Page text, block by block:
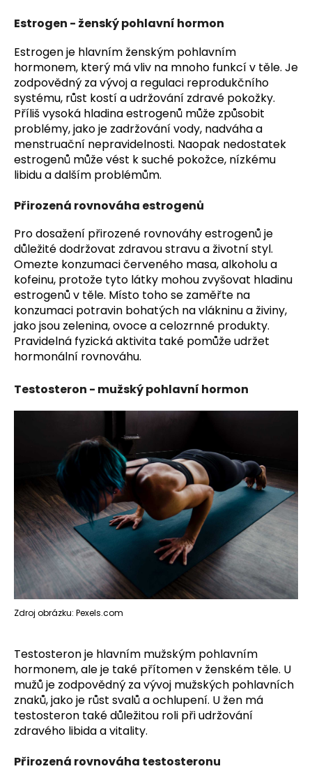
Estrogen - ženský pohlavní hormon
Estrogen je hlavním ženským pohlavním
hormonem, který má vliv na mnoho funkcí v těle. Je
zodpovědný za vývoj a regulaci reprodukčního
systému, růst kostí a udržování zdravé pokožky.
Příliš vysoká hladina estrogenů může způsobit
problémy, jako je zadržování vody, nadváha a
menstruační nepravidelnosti. Naopak nedostatek
estrogenů může vést k suché pokožce, nízkému
libidu a dalším problémům.
Přirozená rovnováha estrogenů
Pro dosažení přirozené rovnováhy estrogenů je
důležité dodržovat zdravou stravu a životní styl.
Omezte konzumaci červeného masa, alkoholu a
kofeinu, protože tyto látky mohou zvyšovat hladinu
estrogenů v těle. Místo toho se zaměřte na
konzumaci potravin bohatých na vlákninu a živiny,
jako jsou zelenina, ovoce a celozrnné produkty.
Pravidelná fyzická aktivita také pomůže udržet
hormonální rovnováhu.
Testosteron - mužský pohlavní hormon
Zdroj obrázku: Pexels.com
Testosteron je hlavním mužským pohlavním
hormonem, ale je také přítomen v ženském těle. U
mužů je zodpovědný za vývoj mužských pohlavních
znaků, jako je růst svalů a ochlupení. U žen má
testosteron také důležitou roli při udržování
zdravého libida a vitality.
Přirozená rovnováha testosteronu